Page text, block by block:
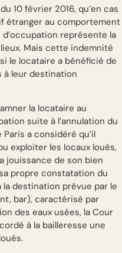
10 février 2016, qu’en cas
étranger au comportement
représente la
Mais cette indemnité
le locataire a bénéficié de
à leur destination
la locataire au
suite à l’annulation du
Paris a considéré qu’il
exploiter les locaux loués,
jouissance de son bien
propre constatation du
destination prévue par le
bar), caractérisé par
des eaux usées, la Cour
à la bailleresse une